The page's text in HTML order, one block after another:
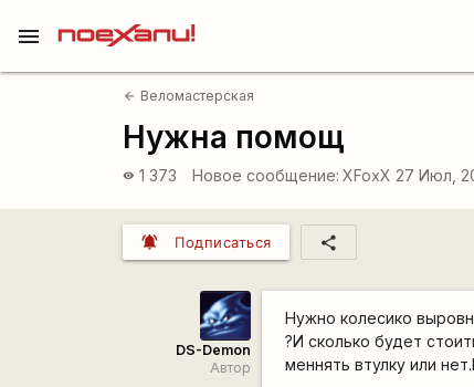
menu
arrow_back Веломастерская
Нужна помощ
visibility 1 373 Новое сообщение: XFoxX 27 Июл,
notifications_active Подписаться share
DS-Demon
Автор
Нужно колесико
?И сколько будет
меннять втулку или